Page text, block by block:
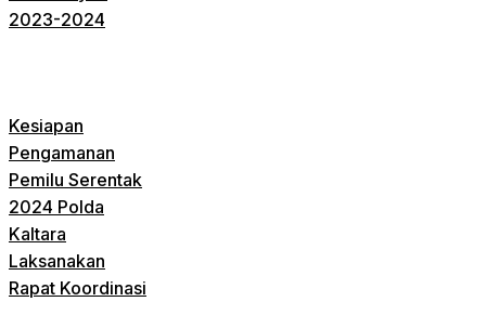
2023-2024
Kesiapan
Pengamanan
Pemilu Serentak
2024 Polda
Kaltara
Laksanakan
Rapat Koordinasi